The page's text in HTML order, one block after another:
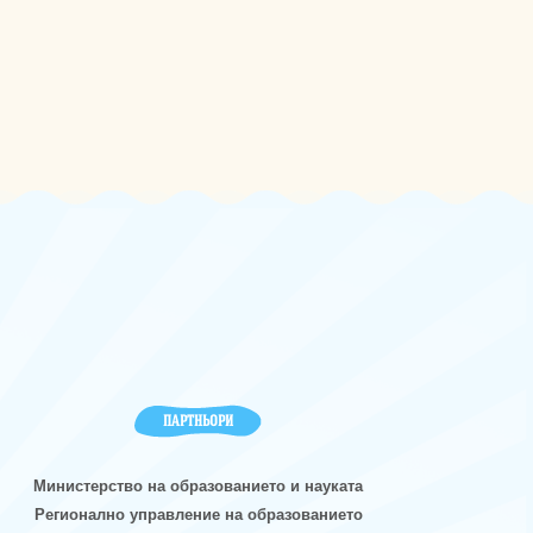
ПАРТНЬОРИ
Министерство на образованието и науката
Регионално управление на образованието